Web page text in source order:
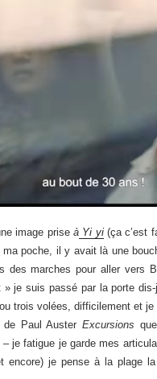
image prise àYi yi(ça c’est
poche, il y avait là une
marches pour aller vers
je suis passé par la porte
trois volées, difficilement et je
de Paul AusterExcursions
je fatigue je garde mes
encore) je pense à la plage